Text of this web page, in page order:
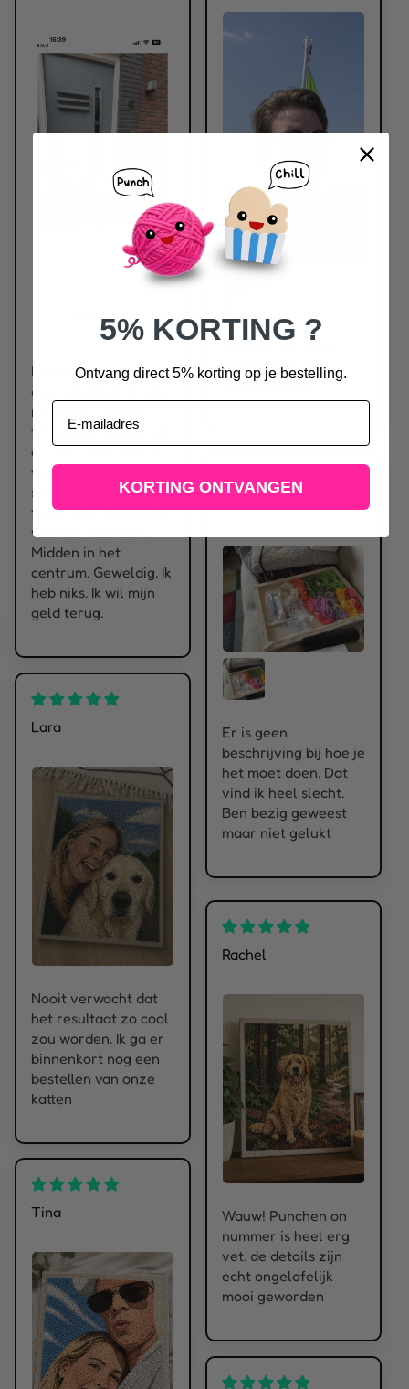
Pakket is voor de
deur gezet en ik was
niet thuis. Toen ik
thuis kwam stond het
er niet meer. Bericht
van de aflevering
stond in de spam, met
foto’s van het pakket
voor de voordeur.
Midden in het
centrum. Geweldig. Ik
heb niks. Ik wil mijn
geld terug.
Jammer dat jullie
erzelf ogen in
hebben gezet
GG Kootstra
Er is geen
beschrijving bij hoe je
het moet doen. Dat
vind ik heel slecht.
Ben bezig geweest
maar niet gelukt
Lara
Nooit verwacht dat
het resultaat zo cool
zou worden. Ik ga er
binnenkort nog een
bestellen van onze
katten
Rachel
Wauw! Punchen on
nummer is heel erg
vet. de details zijn
echt ongelofelijk
mooi geworden
Tina
5% KORTING ?
Ontvang direct 5% korting op je bestelling.
Email
KORTING ONTVANGEN